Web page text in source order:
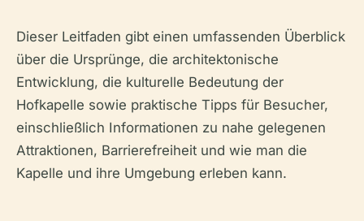
Dieser Leitfaden gibt einen umfassenden Überblick
über die Ursprünge, die architektonische
Entwicklung, die kulturelle Bedeutung der
Hofkapelle sowie praktische Tipps für Besucher,
einschließlich Informationen zu nahe gelegenen
Attraktionen, Barrierefreiheit und wie man die
Kapelle und ihre Umgebung erleben kann.